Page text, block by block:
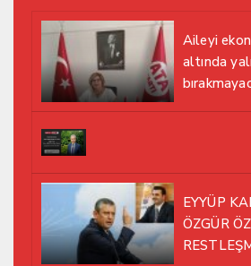
Aileyi
altında
EYYÜP
ÖZGÜR